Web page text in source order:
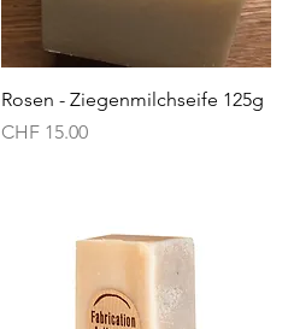
Schnellansicht
Rosen - Ziegenmilchseife 125g
Preis
CHF 15.00